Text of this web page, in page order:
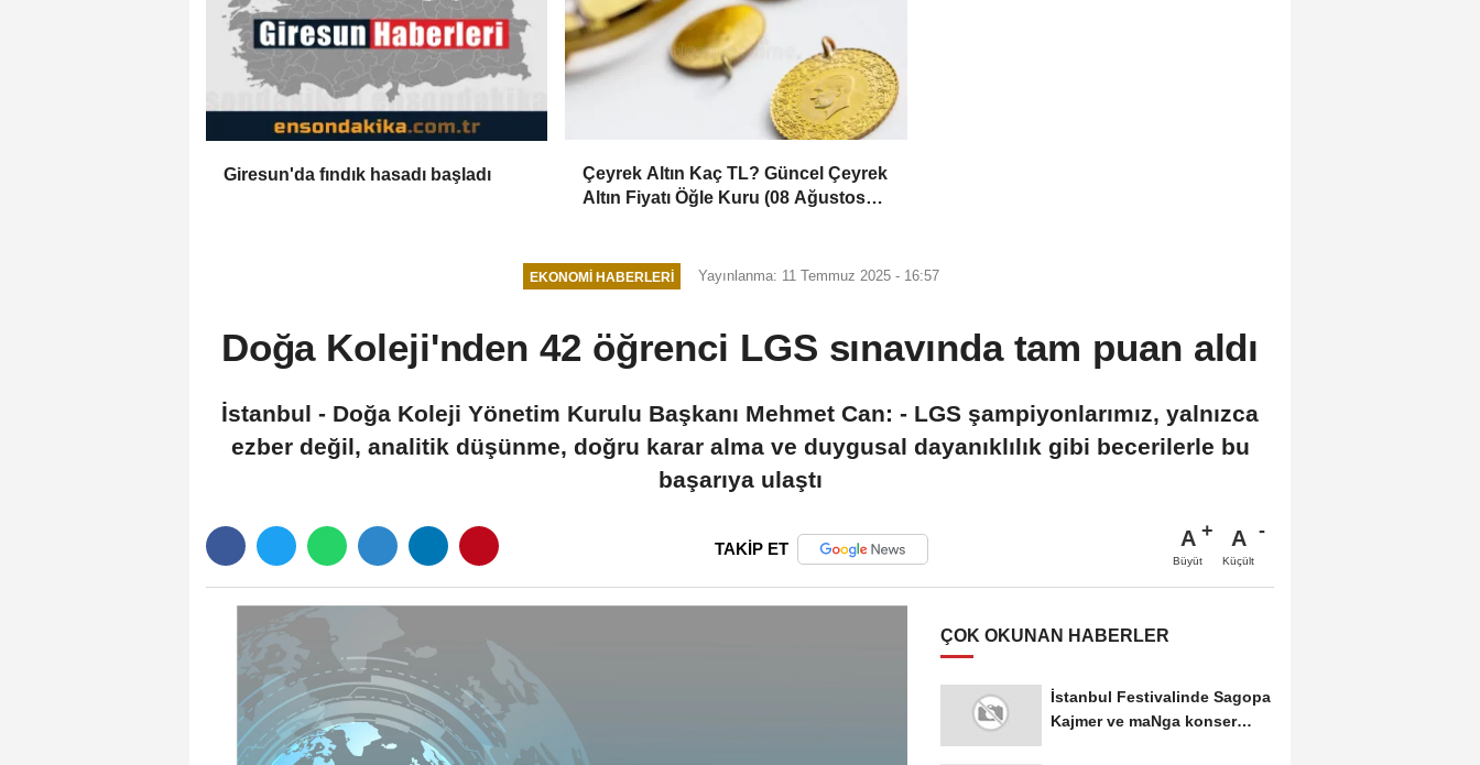
Giresun'da fındık hasadı başladı
Çeyrek Altın Kaç TL? Güncel Çeyrek
Altın Fiyatı Öğle Kuru (08 Ağustos
EKONOMI HABERLERI Yayınlanma: 11 Temmuz 2025 - 16:57
Doğa Koleji'nden 42 öğrenci LGS sınavında tam puan aldı
İstanbul - Doğa Koleji Yönetim Kurulu Başkanı Mehmet Can: - LGS şampiyonlarımız, yalnızca
ezber değil, analitik düşünme, doğru karar alma ve duygusal dayanıklılık gibi becerilerle bu
başarıya ulaştı
TAKİP ET A
Büyüt
A
Küçült
ÇOK OKUNAN HABERLER
İstanbul Festivalinde Sagopa
Kajmer ve maNga konser